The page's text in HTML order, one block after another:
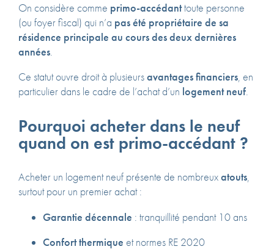
On considère comme primo-accédanttoute personne
(ou foyer fiscal) qui n’a pas été propriétaire de sa
résidence principale au cours des deux dernières
années.
Ce statut ouvre droit à plusieursavantages financiers, en
particulier dans le cadre de l’achat d’un logement neuf.
Pourquoi acheter dans le neuf
quand on est primo-accédant ?
Acheter un logement neuf présente de nombreuxatouts,
surtout pour un premier achat :
Garantie décennale : tranquillité pendant 10 ans
Confort thermique et normes RE 2020